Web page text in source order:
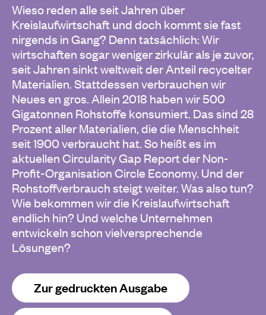
Wieso reden alle seit Jahren über
Kreislaufwirtschaft und doch kommt sie fast
nirgends in Gang? Denn tatsächlich: Wir
wirtschaften sogar weniger zirkulär als je zuvor,
seit Jahren sinkt weltweit der Anteil recycelter
Materialien. Stattdessen verbrauchen wir
Neues en gros. Allein 2018 haben wir 500
Gigatonnen Rohstoffe konsumiert. Das sind 28
Prozent aller Materialien, die die Menschheit
seit 1900 verbraucht hat. So heißt es im
aktuellen Circularity Gap Report der Non-
Profit-Organisation Circle Economy. Und der
Rohstoffverbrauch steigt weiter. Was also tun?
Wie bekommen wir die Kreislaufwirtschaft
endlich hin? Und welche Unternehmen
entwickeln schon vielversprechende
Lösungen?
Zur gedruckten Ausgabe